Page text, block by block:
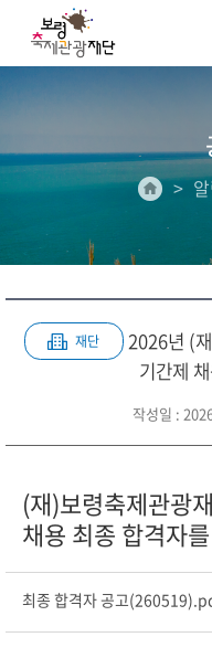
재단
2026년 (재
기간제
작성일 :
(재)보령축제관광
채용 최종 합격자
최종 합격자 공고